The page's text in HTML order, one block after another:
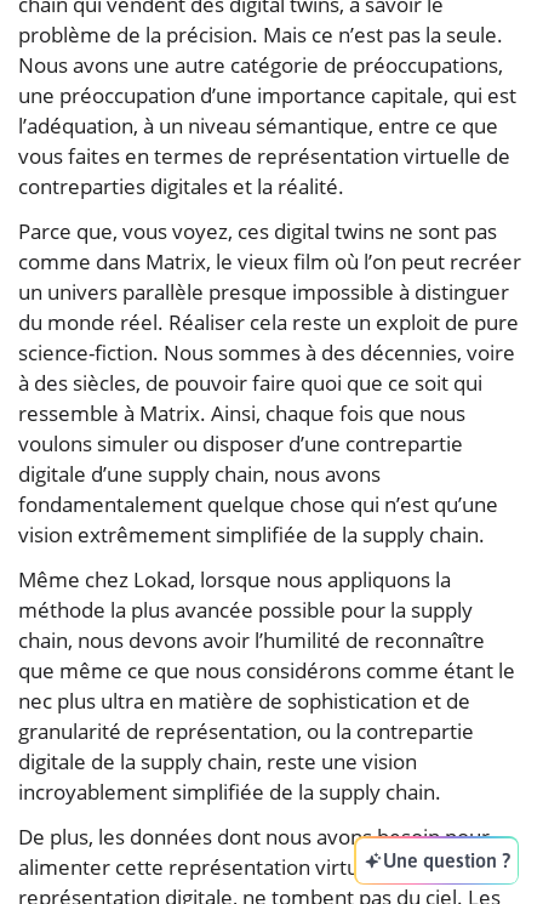
problème de la précision. Mais ce n’est pas la seule.
Nous avons une autre catégorie de préoccupations,
une préoccupation d’une importance capitale, qui est
l’adéquation, à un niveau sémantique, entre ce que
vous faites en termes de représentation virtuelle de
contreparties digitales et la réalité.
Parce que, vous voyez, ces digital twins ne sont pas
comme dans Matrix, le vieux film où l’on peut recréer
un univers parallèle presque impossible à distinguer
du monde réel. Réaliser cela reste un exploit de pure
science-fiction. Nous sommes à des décennies, voire
à des siècles, de pouvoir faire quoi que ce soit qui
ressemble à Matrix. Ainsi, chaque fois que nous
voulons simuler ou disposer d’une contrepartie
digitale d’une supply chain, nous avons
fondamentalement quelque chose qui n’est qu’une
vision extrêmement simplifiée de la supply chain.
Même chez Lokad, lorsque nous appliquons la
méthode la plus avancée possible pour la supply
chain, nous devons avoir l’humilité de reconnaître
que même ce que nous considérons comme étant le
nec plus ultra en matière de sophistication et de
granularité de représentation, ou la contrepartie
digitale de la supply chain, reste une vision
incroyablement simplifiée de la supply chain.
De plus, les données dont nous avons besoin pour
alimenter cette représentation virtuelle, cette
représentation digitale, ne tombent pas du ciel. Les
Une question ?